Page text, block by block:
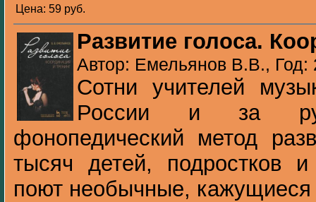
Цена: 59 pуб.
Развитие голоса.
Автор: Емельянов В.В., Год:
Сотни учителей
России и за
фонопедический метод
тысяч детей, подростков
поют необычные, кажущиеся